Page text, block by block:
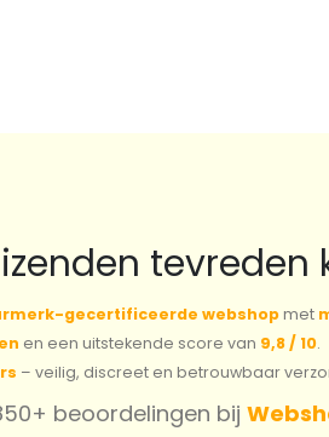
tevreden
gecertificeerde webshopmet
en een uitstekende score van 9,8 / 10.
– veilig, discreet en betrouwbaar
beoordelingen bij